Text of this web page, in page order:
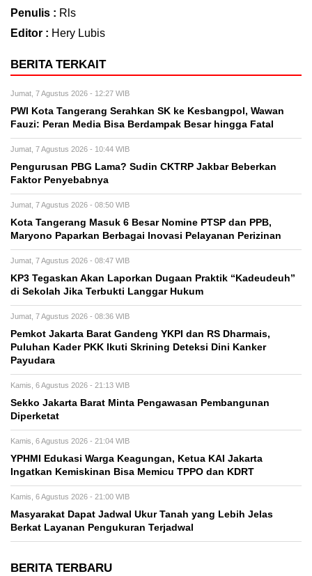
Penulis : Rls
Editor : Hery Lubis
BERITA TERKAIT
Jumat, 7 Agustus 2026 - 12:27 WIB
PWI Kota Tangerang Serahkan SK ke Kesbangpol, Wawan
Fauzi: Peran Media Bisa Berdampak Besar hingga Fatal
Jumat, 7 Agustus 2026 - 10:44 WIB
Pengurusan PBG Lama? Sudin CKTRP Jakbar Beberkan
Faktor Penyebabnya
Jumat, 7 Agustus 2026 - 08:50 WIB
Kota Tangerang Masuk 6 Besar Nomine PTSP dan PPB,
Maryono Paparkan Berbagai Inovasi Pelayanan Perizinan
Jumat, 7 Agustus 2026 - 08:47 WIB
KP3 Tegaskan Akan Laporkan Dugaan Praktik “Kadeudeuh”
di Sekolah Jika Terbukti Langgar Hukum
Jumat, 7 Agustus 2026 - 08:36 WIB
Pemkot Jakarta Barat Gandeng YKPI dan RS Dharmais,
Puluhan Kader PKK Ikuti Skrining Deteksi Dini Kanker
Payudara
Kamis, 6 Agustus 2026 - 21:13 WIB
Sekko Jakarta Barat Minta Pengawasan Pembangunan
Diperketat
Kamis, 6 Agustus 2026 - 21:04 WIB
YPHMI Edukasi Warga Keagungan, Ketua KAI Jakarta
Ingatkan Kemiskinan Bisa Memicu TPPO dan KDRT
Kamis, 6 Agustus 2026 - 21:00 WIB
Masyarakat Dapat Jadwal Ukur Tanah yang Lebih Jelas
Berkat Layanan Pengukuran Terjadwal
BERITA TERBARU